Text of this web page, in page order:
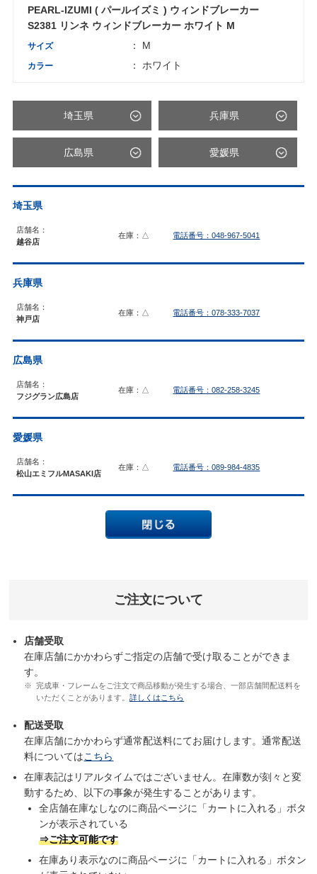
PEARL-IZUMI ( パールイズミ ) ウィンドブレーカー
S2381 リンネ ウィンドブレーカー ホワイト M
サイズ ： M
カラー ： ホワイト
埼玉県 兵庫県
広島県 愛媛県
埼玉県
店舗名：
越谷店
在庫：△ 電話番号：048-967-5041
兵庫県
店舗名：
神戸店
在庫：△ 電話番号：078-333-7037
広島県
店舗名：
フジグラン広島店
在庫：△ 電話番号：082-258-3245
愛媛県
店舗名：
松山エミフルMASAKI店
在庫：△ 電話番号：089-984-4835
ご注文について
店舗受取
在庫店舗にかかわらずご指定の店舗で受け取ることができま
す。
完成車・フレームをご注文で商品移動が発生する場合、一部店舗間配送料を
いただくことがあります。詳しくはこちら
配送受取
在庫店舗にかかわらず通常配送料にてお届けします。通常配送
料についてはこちら
在庫表記はリアルタイムではございません。在庫数が刻々と変
動するため、以下の事象が発生することがあります。
全店舗在庫なしなのに商品ページに「カートに入れる」ボタ
ンが表示されている
⇒ご注文可能です
在庫あり表示なのに商品ページに「カートに入れる」ボタン